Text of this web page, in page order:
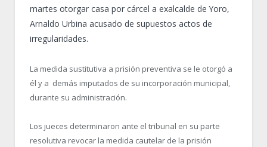
martes otorgar casa por cárcel a exalcalde de Yoro,
Arnaldo Urbina acusado de supuestos actos de
irregularidades.
La medida sustitutiva a prisión preventiva se le otorgó a
él y a demás imputados de su incorporación municipal,
durante su administración.
Los jueces determinaron ante el tribunal en su parte
resolutiva revocar la medida cautelar de la prisión